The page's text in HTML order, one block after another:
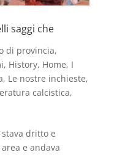
saggi che
di provincia,
, History, Home, I
, Le nostre inchieste,
calcistica,
dritto e
e andava